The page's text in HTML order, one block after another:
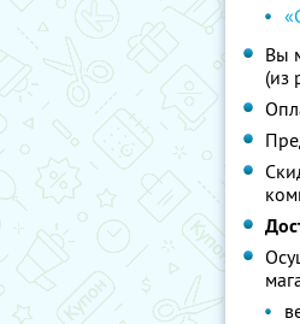
Вы
(из